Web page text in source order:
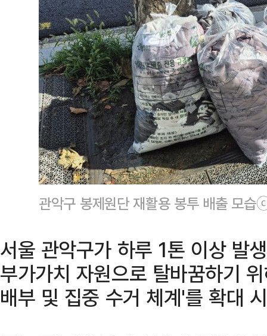
관악구 봉제원단 재활용 봉투 배출 모습
서울 관악구가 하루 1톤 이상 발
부가가치 자원으로 탈바꿈하기
배부 및 집중 수거 체계'를 확대